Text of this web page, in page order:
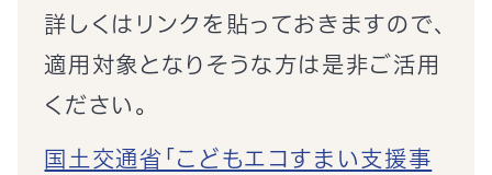
詳しくはリンクを貼っておきますので、
適用対象となりそうな方は是非ご活用
ください。
国土交通省「こどもエコすまい支援事